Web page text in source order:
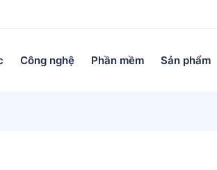
Công nghệ Phần mềm Sản phẩm